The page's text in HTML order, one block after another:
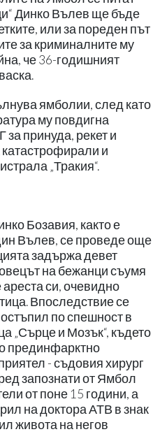
Динко Вълев ще бъде
или за пореден път
за криминалните му
че 36-годишният
ямболии, след като
му повдигна
принуда, рекет и
и
„Тракия“.
Бозавия, както е
Вълев, се проведе още
задържа девет
на бежанци съумя
ареста си, очевидно
Впоследствие се
по спешност в
„Сърце и Мозък“, където
прединфарктно
- съдовия хирург
запознати от Ямбол
от поне 15 години, а
на доктора АТВ в знак
живота на негов